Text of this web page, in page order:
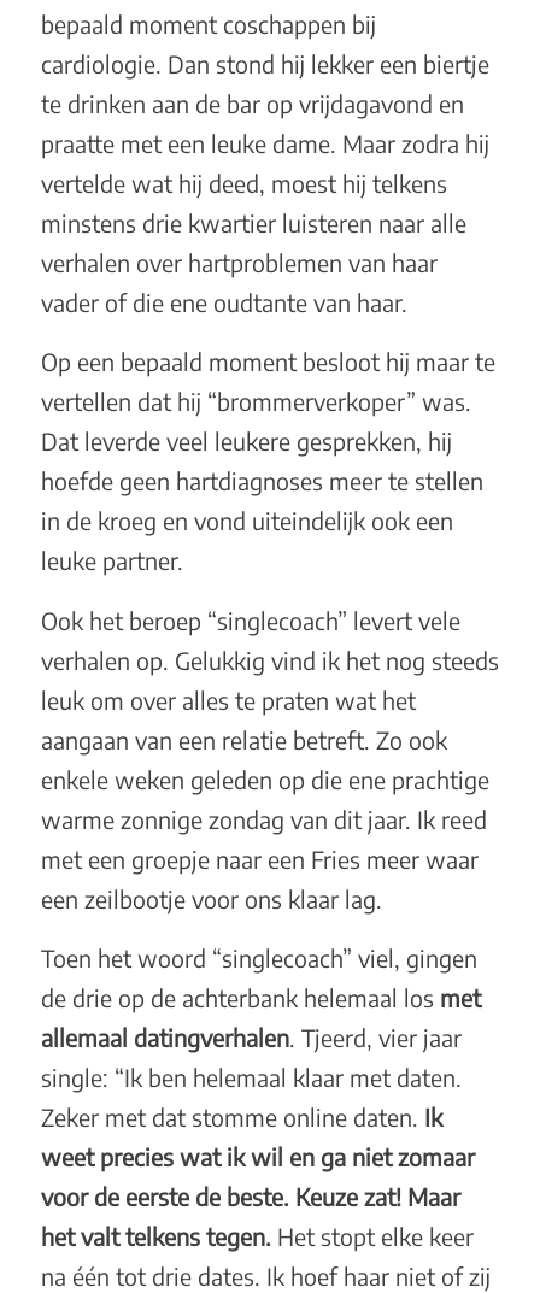
bepaald moment coschappen bij
cardiologie. Dan stond hij lekker een biertje
te drinken aan de bar op vrijdagavond en
praatte met een leuke dame. Maar zodra hij
vertelde wat hij deed, moest hij telkens
minstens drie kwartier luisteren naar alle
verhalen over hartproblemen van haar
vader of die ene oudtante van haar.
Op een bepaald moment besloot hij maar te
vertellen dat hij “brommerverkoper” was.
Dat leverde veel leukere gesprekken, hij
hoefde geen hartdiagnoses meer te stellen
in de kroeg en vond uiteindelijk ook een
leuke partner.
Ook het beroep “singlecoach” levert vele
verhalen op. Gelukkig vind ik het nog steeds
leuk om over alles te praten wat het
aangaan van een relatie betreft. Zo ook
enkele weken geleden op die ene prachtige
warme zonnige zondag van dit jaar. Ik reed
met een groepje naar een Fries meer waar
een zeilbootje voor ons klaar lag.
Toen het woord “singlecoach” viel, gingen
de drie op de achterbank helemaal los met
allemaal datingverhalen. Tjeerd, vier jaar
single: “Ik ben helemaal klaar met daten.
Zeker met dat stomme online daten. Ik
weet precies wat ik wil en ga niet zomaar
voor de eerste de beste. Keuze zat! Maar
het valt telkens tegen.Het stopt elke keer
na één tot drie dates. Ik hoef haar niet of zij